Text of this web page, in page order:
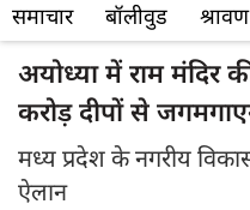
समाचार बॉलीवुड
अयोध्या में राम मंदिर
करोड़ दीपों से
मध्य प्रदेश के नगरीय
ऐलान